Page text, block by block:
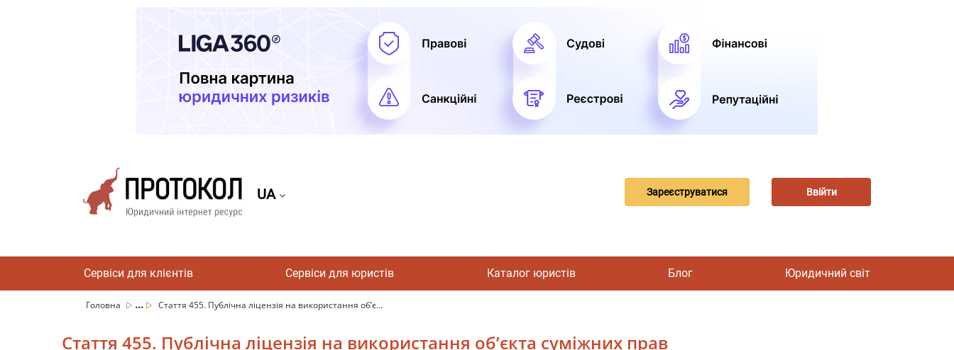
UA Зареєструватися Ввійти
Сервіси для клієнтів Сервіси для юристів Каталог юристів Блог Юридичний світ
Головна ... Стаття 455. Публічна ліцензія на використання об’є...
Стаття 455. Публічна ліцензія на використання об’єкта суміжних прав